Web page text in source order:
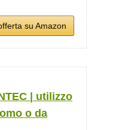
su Amazon
| utilizzo
o da